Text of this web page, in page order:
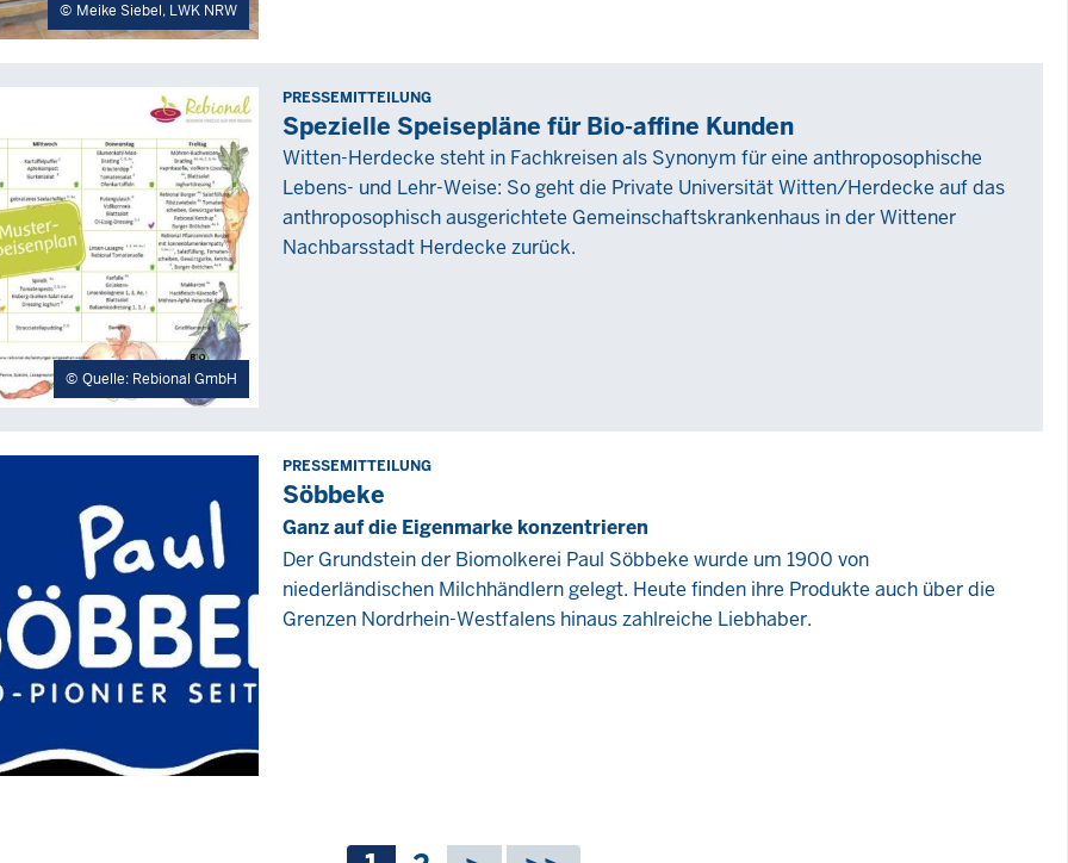
Meike Siebel, LWK NRW
Quelle: Rebional GmbH
Freitag,
11
April
2025
-
PRESSEMITTEILUNG
Spezielle Speisepläne für Bio-affine Kunden
Witten-Herdecke steht in Fachkreisen als Synonym für eine anthroposophische
Lebens- und Lehr-Weise: So geht die Private Universität Witten/Herdecke auf das
anthroposophisch ausgerichtete Gemeinschaftskrankenhaus in der Wittener
Nachbarsstadt Herdecke zurück.
Freitag,
11
Februar
2022
-
PRESSEMITTEILUNG
Söbbeke
Ganz auf die Eigenmarke konzentrieren
Der Grundstein der Biomolkerei Paul Söbbeke wurde um 1900 von
niederländischen Milchhändlern gelegt. Heute finden ihre Produkte auch über die
Grenzen Nordrhein-Westfalens hinaus zahlreiche Liebhaber.